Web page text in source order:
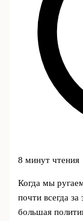
8 минут чтения
Когда мы
почти всегда
большая